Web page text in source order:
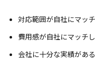
対応範囲が自社にマッ
費用感が自社にマッチ
会社に十分な実績があ